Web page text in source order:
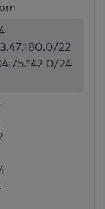
22
24